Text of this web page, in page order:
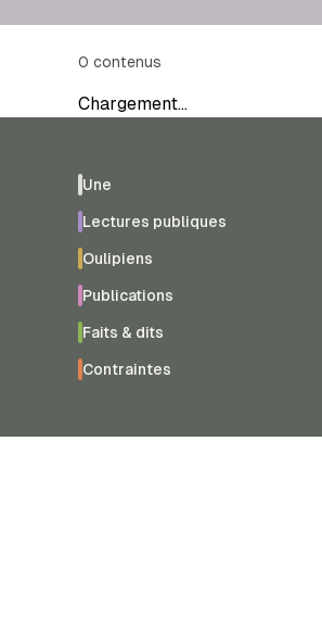
0 contenus
Chargement…
Une
Lectures publiques
Oulipiens
Publications
Faits & dits
Contraintes